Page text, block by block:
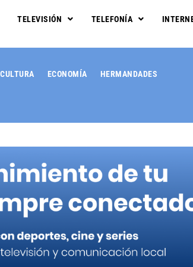
TELEVISIÓN TELEFONÍA
CULTURA ECONOMÍA HERMANDADES